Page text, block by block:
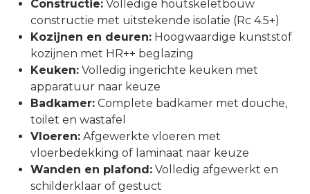
Constructie: Volledige houtskeletbouw
constructie met uitstekende isolatie (Rc 4.5+)
Kozijnen en deuren: Hoogwaardige kunststof
kozijnen met HR++ beglazing
Keuken: Volledig ingerichte keuken met
apparatuur naar keuze
Badkamer: Complete badkamer met douche,
toilet en wastafel
Vloeren: Afgewerkte vloeren met
vloerbedekking of laminaat naar keuze
Wanden en plafond: Volledig afgewerkt en
schilderklaar of gestuct